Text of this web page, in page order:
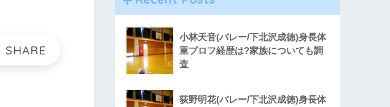
小林天音(バレー/下北沢成徳)身長体
重プロフ経歴は?家族についても調
査
荻野明花(バレー/下北沢成徳)身長体